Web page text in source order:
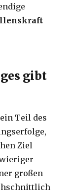
gibt
Teil des
Ziel
großen